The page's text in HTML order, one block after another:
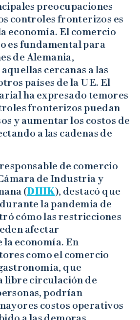
preocupaciones
controles fronterizos es
economía. El comercio
es fundamental para
de Alemania,
cercanas a las
países de la UE. El
ha expresado temores
fronterizos puedan
y aumentar los costos de
a las cadenas de
de comercio
de Industria y
(DIHK), destacó que
la pandemia de
cómo las restricciones
afectar
economía. En
como el comercio
que
libre circulación de
podrían
costos operativos